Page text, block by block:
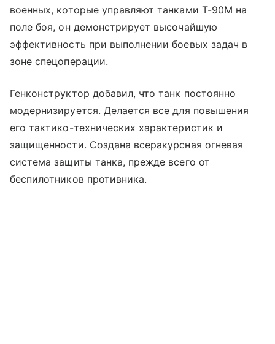
военных, которые управляют танками Т-90М на
поле боя, он демонстрирует высочайшую
эффективность при выполнении боевых задач в
зоне спецоперации.
Генконструктор добавил, что танк постоянно
модернизируется. Делается все для повышения
его тактико-технических характеристик и
защищенности. Создана всеракурсная огневая
система защиты танка, прежде всего от
беспилотников противника.